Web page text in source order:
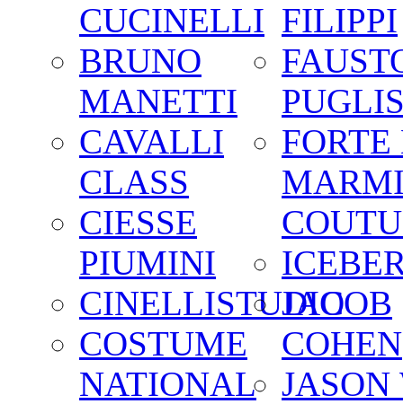
CUCINELLI
BRUNO
MANETTI
CAVALLI
CLASS
CIESSE
PIUMINI
CINELLISTUDIO
COSTUME
NATIONAL
FILIPPI
FORTE
JACOB
COHEN
JASON